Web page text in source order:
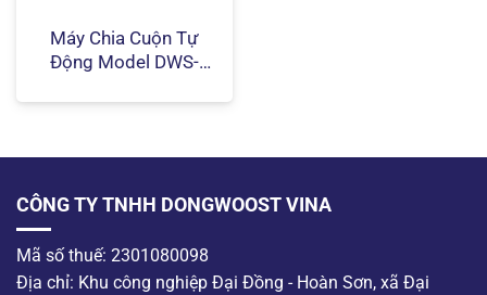
Máy Chia Cuộn Tự
Động Model DWS-
CÔNG TY TNHH DONGWOOST VINA
Mã số thuế: 2301080098
Địa chỉ: Khu công nghiệp Đại Đồng - Hoàn Sơn, xã Đại